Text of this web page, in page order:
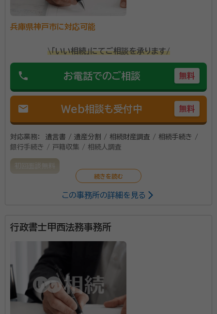
兵庫県神戸市に対応可能
\「いい相続」にてご相談を承ります/
phone お電話でのご相談 無料
mail Web相談も受付中 無料
対応業務：
遺言書 / 遺産分割 / 相続財産調査 / 相続手続き /
銀行手続き / 戸籍収集 / 相続人調査
初回面談無料
この事務所の詳細を見る
行政書士甲西法務事務所